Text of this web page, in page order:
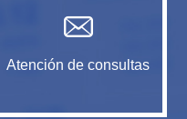
Atención de consultas